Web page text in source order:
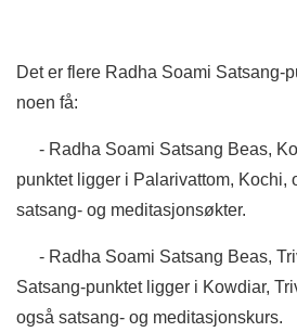
Det er flere Radha Soami Satsang-
noen få:
- Radha Soami Satsang Beas,
punktet ligger i Palarivattom, Kochi,
satsang- og meditasjonsøkter.
- Radha Soami Satsang Beas,
Satsang-punktet ligger i Kowdiar,
også satsang- og meditasjonskurs.